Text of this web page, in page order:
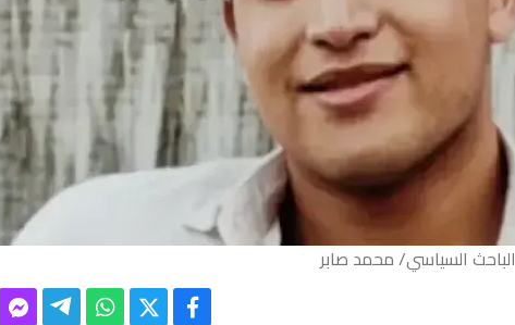
الباحث السياسي/ محمد صابر